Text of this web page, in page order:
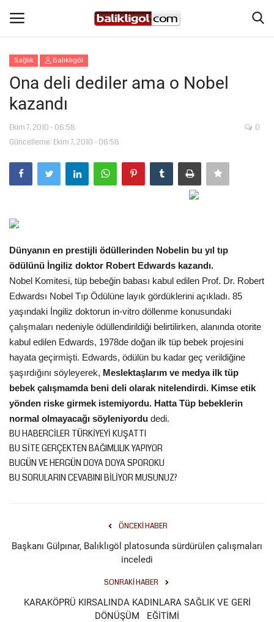
Giriş Yap
Anasayfa
Köşe Yazıları
Magazin
Spor
Gündem
Tekno Bilim
Ekonomi
Siyaset
Galeriler
Yaşam
Künye
İletişim
Sağlık Balıklıgöl
Ona deli dediler ama o Nobel
kazandı
Ekim 7, 2010 - 06:58
Güncelleme: Ekim 7, 2010 - 06:58
0
Dünyanın en prestijli ödüllerinden Nobelin bu yıl tıp
ödülünü İngiliz doktor Robert Edwards kazandı.
Nobel Komitesi, tüp bebeğin babası kabul edilen Prof. Dr. Robert
Edwardsı Nobel Tıp Ödülüne layık gördüklerini açıkladı. 85
yaşındaki İngiliz doktorun in-vitro döllenme konusundaki
çalışmaları nedeniyle ödüllendirildiği belirtilirken, alanında otorite
kabul edilen Edwards, 1978de doğan ilk tüp bebek projesini
hayata geçirmişti. Edwards, ödülün bu kadar geç verildiğine
şaşırdığını söyleyerek, Meslektaşlarım ve medya ilk tüp
bebek çalışmamda beni deli olarak nitelendirdi. Kimse etik
yönden riske girmek istemiyordu. Hatta Tüp bebeklerin
normal olmayacağı söyleniyordu dedi.
BU HABERCİLER TÜRKİYEYİ KUŞATTI
BU SİTE GERÇEKTEN BAĞIMLILIK YAPIYOR
BUGÜN VE HERGÜN DOYA DOYA SPOROKU
BU SORULARIN CEVABINI BİLİYOR MUSUNUZ?
ÖNCEKI HABER
Başkanı Gülpınar, Balıklıgöl platosunda sürdürülen çalışmaları
inceledi
SONRAKI HABER
KARAKÖPRÜ KIRSALINDA KADINLARA SAĞLIK VE GERİ
DÖNÜŞÜM EĞİTİMİ